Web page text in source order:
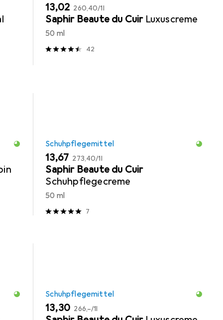
EUR
13,02 EUR
260,40/1l
Saphir Beaute du Cuir Luxuscreme
50 ml
42
Schuhpflegemittel
EUR
13,67 EUR
273,40/1l
Saphir Beaute du Cuir
Schuhpflegecreme
50 ml
7
Schuhpflegemittel
EUR
13,30 EUR
266,–/1l